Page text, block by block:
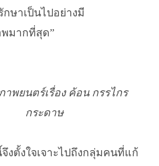
กษาเป็นไปอย่างมี
มากที่สุด”
พยนตร์เรื่อง ค้อน กรรไกร
กระดาษ
จึงตั้งใจเจาะไปถึงกลุ่มคนที่แก้